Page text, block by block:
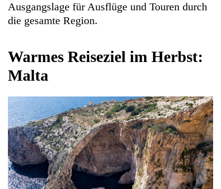
Ausgangslage für Ausflüge und Touren durch
die gesamte Region.
Warmes Reiseziel im Herbst:
Malta